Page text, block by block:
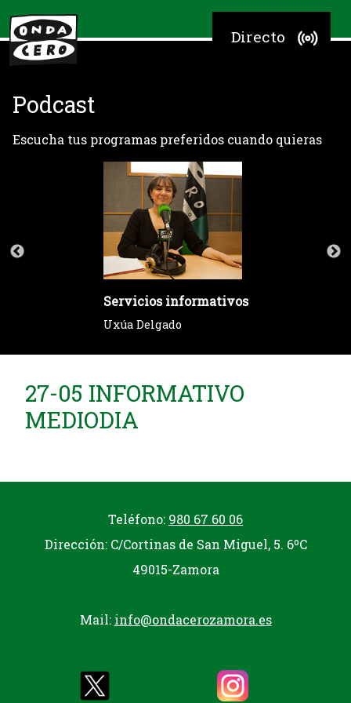
Directo
Podcast
Escucha tus programas preferidos cuando quieras
Servicios informativos
Uxúa Delgado
27-05 INFORMATIVO
MEDIODIA
Teléfono: 980 67 60 06
Dirección: C/Cortinas de San Miguel, 5. 6ºC
49015-Zamora
Mail: info@ondacerozamora.es